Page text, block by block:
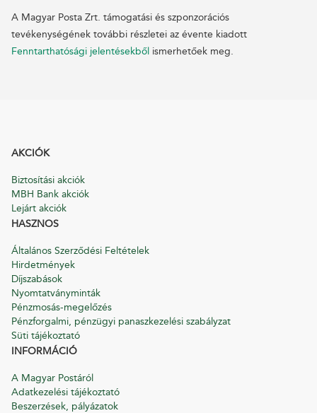
A Magyar Posta Zrt. támogatási és szponzorációs
tevékenységének további részletei az évente kiadott
Fenntarthatósági jelentésekből ismerhetőek meg.
AKCIÓK
Biztosítási akciók
MBH Bank akciók
Lejárt akciók
HASZNOS
Általános Szerződési Feltételek
Hirdetmények
Díjszabások
Nyomtatványminták
Pénzmosás-megelőzés
Pénzforgalmi, pénzügyi panaszkezelési szabályzat
Süti tájékoztató
INFORMÁCIÓ
A Magyar Postáról
Adatkezelési tájékoztató
Beszerzések, pályázatok